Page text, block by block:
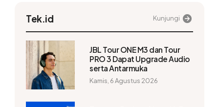
Tek.id Kunjungi
JBL Tour ONE M3 dan Tour
PRO 3 Dapat Upgrade Audio
serta Antarmuka
Kamis, 6 Agustus 2026